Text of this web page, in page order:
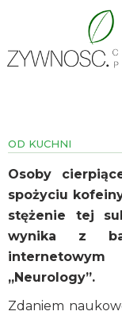
OD KUCHNI
Osoby
spożyciu
stężenie tej
wynika z
„Neurology”.
Zdaniem